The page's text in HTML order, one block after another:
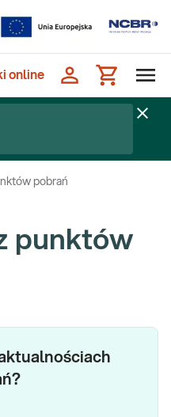
online
pobrań
punktów